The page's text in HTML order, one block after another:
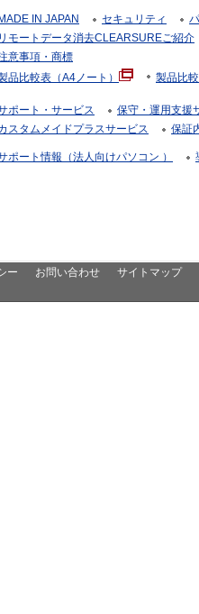
MADE IN JAPAN セキュリティ
リモートデータ消去CLEARSUREご紹介
意事項・商標
品比較表（A4ノート）
製品比
ポート・サービス
保守・運用支援
スタムメイドプラスサービス
保証
ポート情報（法人向けパソコン ）
ー お問い合わせ サイトマップ